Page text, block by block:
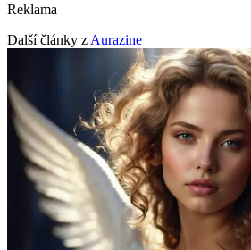
Reklama
Další články z Aurazine